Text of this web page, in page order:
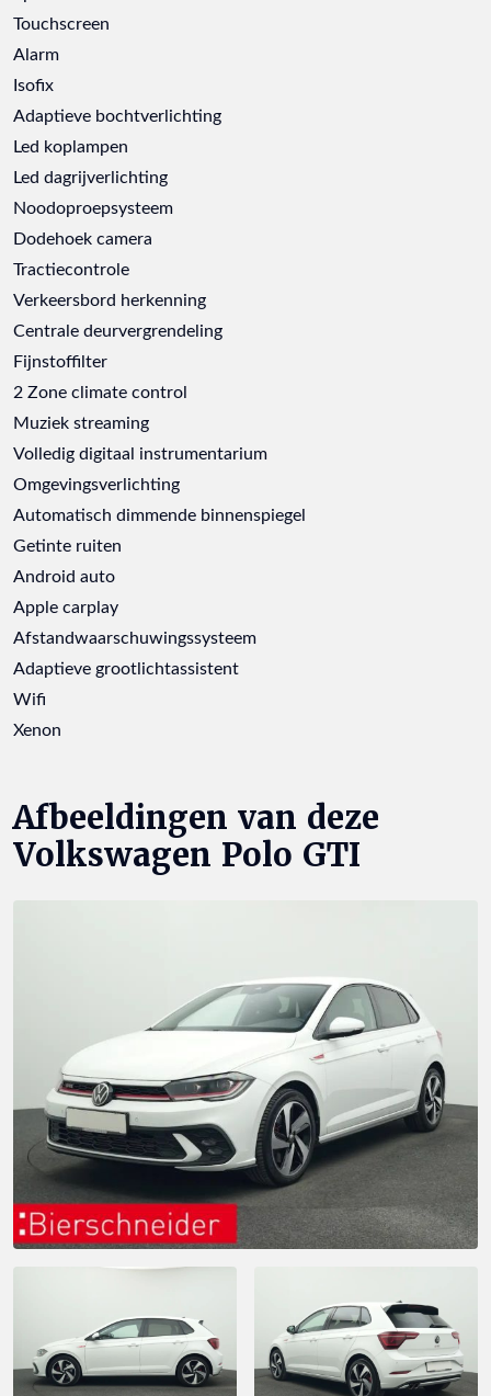
Touchscreen
Alarm
Isofix
Adaptieve bochtverlichting
Led koplampen
Led dagrijverlichting
Noodoproepsysteem
Dodehoek camera
Tractiecontrole
Verkeersbord herkenning
Centrale deurvergrendeling
Fijnstoffilter
2 Zone climate control
Muziek streaming
Volledig digitaal instrumentarium
Omgevingsverlichting
Automatisch dimmende binnenspiegel
Getinte ruiten
Android auto
Apple carplay
Afstandwaarschuwingssysteem
Adaptieve grootlichtassistent
Wifi
Xenon
Afbeeldingen van deze
Volkswagen Polo GTI